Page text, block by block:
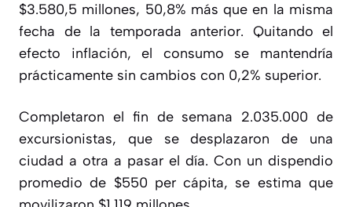
$3.580,5 millones, 50,8% más que en la misma
fecha de la temporada anterior. Quitando el
efecto inflación, el consumo se mantendría
prácticamente sin cambios con 0,2% superior.
Completaron el fin de semana 2.035.000 de
excursionistas, que se desplazaron de una
ciudad a otra a pasar el día. Con un dispendio
promedio de $550 per cápita, se estima que